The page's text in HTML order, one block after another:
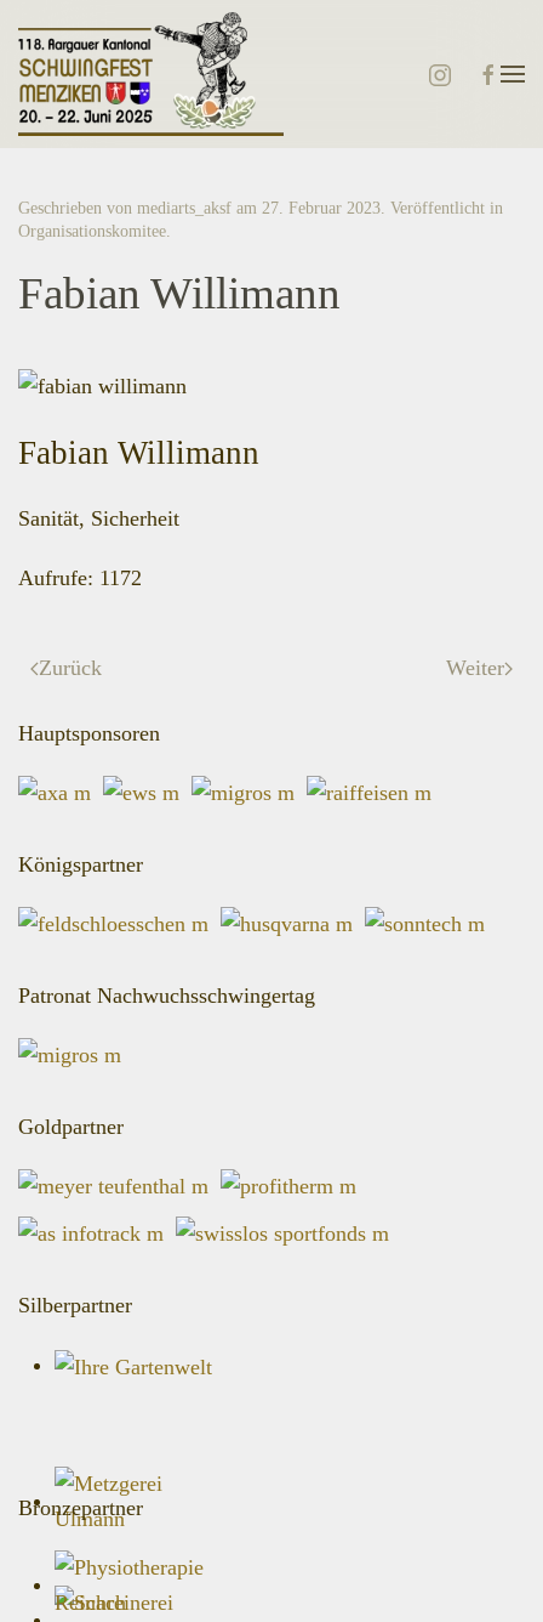
Zum Hauptinhalt springen
Geschrieben von mediarts_aksf am 27. Februar 2023. Veröffentlicht in
Organisationskomitee.
Fabian Willimann
Fabian Willimann
Sanität, Sicherheit
Aufrufe: 1172
Zurück Weiter
Hauptsponsoren
Königspartner
Patronat Nachwuchsschwingertag
Goldpartner
Silberpartner
Bronzepartner